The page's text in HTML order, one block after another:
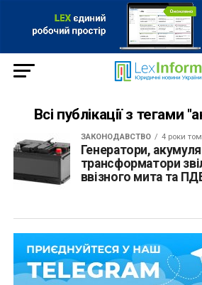
Всі публікації з тегами
ЗАКОНОДАВСТВО 4 роки
Генератори,
трансформатори
ввізного мита та